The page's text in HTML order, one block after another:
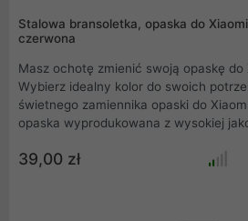
Stalowa bransoletka, opaska do
czerwona
Masz ochotę zmienić swoją opaskę do
Wybierz idealny kolor do swoich
świetnego zamiennika opaski do
opaska wyprodukowana z wysokiej
Elegancka, łatwa w montażu i idealnie
39,00 zł